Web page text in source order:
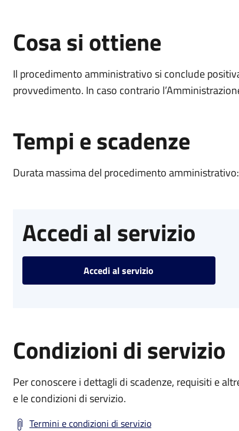
Cosa si ottiene
Il procedimento amministrativo si conclude
provvedimento. In caso contrario
Tempi e scadenze
Durata massima del procedimento
Accedi al servizio
Accedi al servizio
Condizioni di servizio
Per conoscere i dettagli di scadenze, requisiti e
e le condizioni di servizio.
Termini e condizioni di servizio